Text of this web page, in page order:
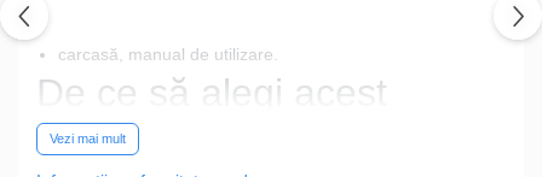
carcasă, manual de utilizare.
De ce să alegi acest
model?
Vezi mai mult